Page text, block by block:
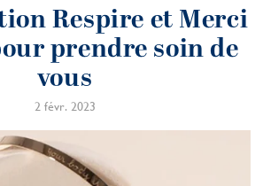
Respire et Merci
prendre soin de
vous
2 févr. 2023